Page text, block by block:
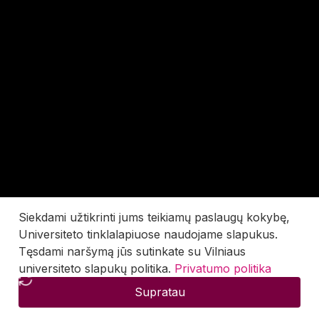
Siekdami užtikrinti jums teikiamų paslaugų kokybę,
Universiteto tinklalapiuose naudojame slapukus.
Tęsdami naršymą jūs sutinkate su Vilniaus
universiteto slapukų politika. Privatumo politika
Supratau